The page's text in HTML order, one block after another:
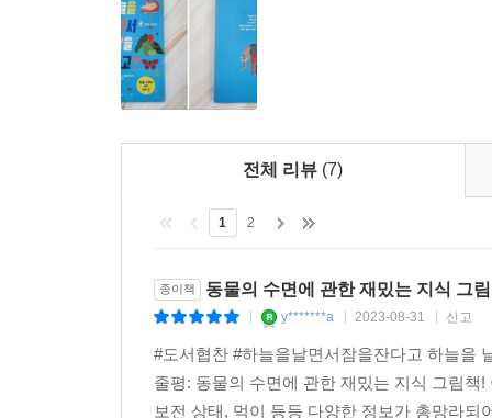
전체 리뷰 (7)
1 2
종이책 동물의 수면에 관한 재밌는 지식 그
y*******a 2023-08-31 신고
#도서협찬 #하늘을날면서잠을잔다고 하늘을
줄평: 동물의 수면에 관한 재밌는 지식 그림
보전 상태, 먹이 등등 다양한 정보가 총망라